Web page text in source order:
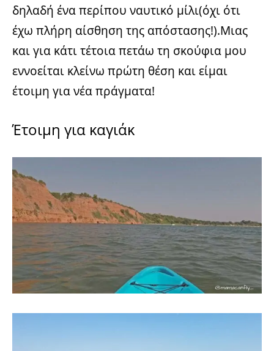
δηλαδή ένα περίπου ναυτικό μίλι(όχι ότι
έχω πλήρη αίσθηση της απόστασης!).Μιας
και για κάτι τέτοια πετάω τη σκούφια μου
εννοείται κλείνω πρώτη θέση και είμαι
έτοιμη για νέα πράγματα!
Έτοιμη για καγιάκ